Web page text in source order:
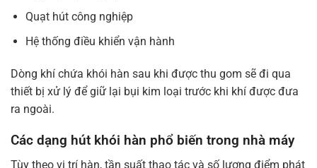
Quạt hút công nghiệp
Hệ thống điều khiển vận hành
Dòng khí chứa khói hàn sau khi được thu gom sẽ đi qua
thiết bị xử lý để giữ lại bụi kim loại trước khi khí được đưa
ra ngoài.
Các dạng hút khói hàn phổ biến trong nhà máy
Tùy theo vị trí hàn, tần suất thao tác và số lượng điểm phát